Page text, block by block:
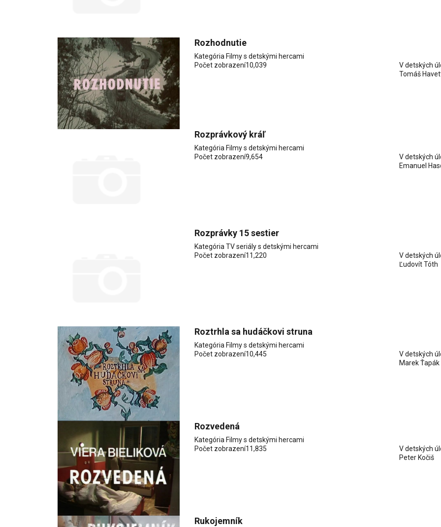
Rozhodnutie
Kategória Filmy s detskými hercami
Počet zobrazení10,039
V detských
Tomáš
Rozprávkový kráľ
Kategória Filmy s detskými hercami
Počet zobrazení9,654
V detských
Emanuel
Rozprávky 15 sestier
Kategória TV seriály s detskými hercami
Počet zobrazení11,220
V detských
Ľudovít Tóth
Roztrhla sa hudáčkovi struna
Kategória Filmy s detskými hercami
Počet zobrazení10,445
V detských
Marek Ťapák
Rozvedená
Kategória Filmy s detskými hercami
Počet zobrazení11,835
V detských
Peter Kočiš
Rukojemník